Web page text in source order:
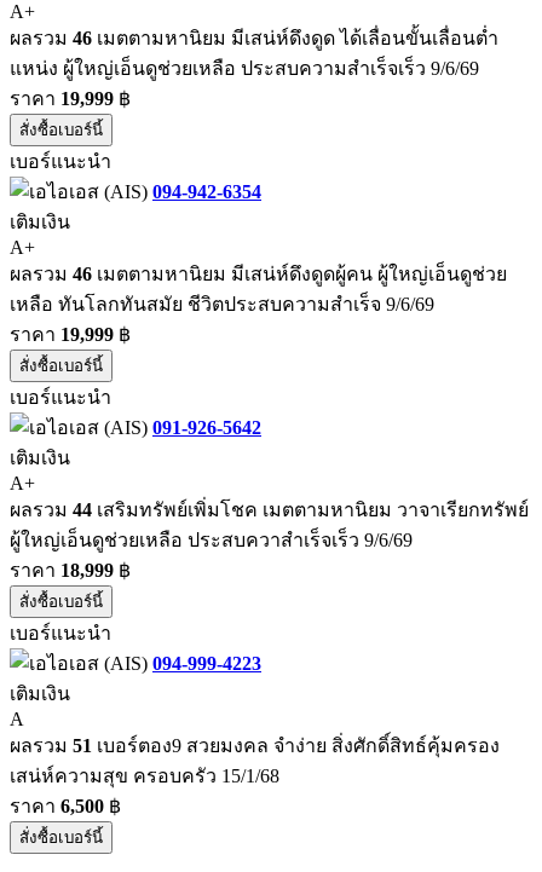
A+
ผลรวม 46 เมตตามหานิยม มีเสน่ห์ดึงดูด ได้เลื่อนขั้นเลื่อนต่ำ
แหน่ง ผู้ใหญ่เอ็นดูช่วยเหลือ ประสบความสำเร็จเร็ว 9/6/69
ราคา 19,999 ฿
สั่งซื้อเบอร์นี้
เบอร์แนะนำ
094-942-6354
เติมเงิน
A+
ผลรวม 46 เมตตามหานิยม มีเสน่ห์ดึงดูดผู้คน ผู้ใหญ่เอ็นดูช่วย
เหลือ ทันโลกทันสมัย ชีวิตประสบความสำเร็จ 9/6/69
ราคา 19,999 ฿
สั่งซื้อเบอร์นี้
เบอร์แนะนำ
091-926-5642
เติมเงิน
A+
ผลรวม 44 เสริมทรัพย์เพิ่มโชค เมตตามหานิยม วาจาเรียกทรัพย์
ผู้ใหญ่เอ็นดูช่วยเหลือ ประสบควาสำเร็จเร็ว 9/6/69
ราคา 18,999 ฿
สั่งซื้อเบอร์นี้
เบอร์แนะนำ
094-999-4223
เติมเงิน
A
ผลรวม 51 เบอร์ตอง9 สวยมงคล จำง่าย สิ่งศักดิ์สิทธ์คุ้มครอง
เสน่ห์ความสุข ครอบครัว 15/1/68
ราคา 6,500 ฿
สั่งซื้อเบอร์นี้